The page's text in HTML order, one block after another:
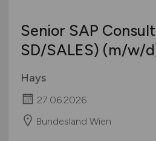
Senior SAP
SD/SALES) (m/w/
Hays
27.06.2026
Bundesland Wien